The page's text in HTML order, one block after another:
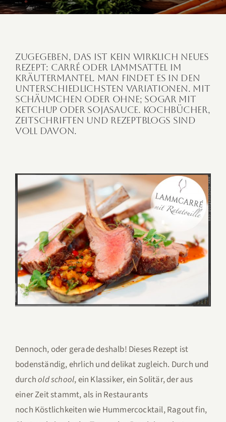
Zugegeben, das ist kein wirklich neues
Rezept: Carré oder Lammsattel im
Kräutermantel. Man findet es in den
unterschiedlichsten Variationen. Mit
Schäumchen oder ohne; sogar mit
Ketchup oder Sojasauce. Kochbücher,
Zeitschriften und Rezeptblogs sind
voll davon.
Dennoch, oder gerade deshalb! Dieses Rezept ist
bodenständig, ehrlich und delikat zugleich. Durch und
durchold school, ein Klassiker, ein Solitär, der aus
einer Zeit stammt, als in Restaurants
noch Köstlichkeiten wie Hummercocktail, Ragout fin,